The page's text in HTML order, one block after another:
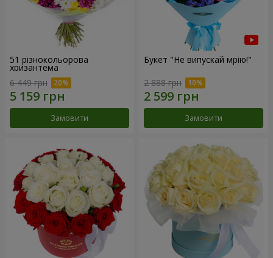
51 різнокольорова
хризантема
6 449 грн
Замовити
Букет "Не випускай мрію!"
2 888 грн
Замовити